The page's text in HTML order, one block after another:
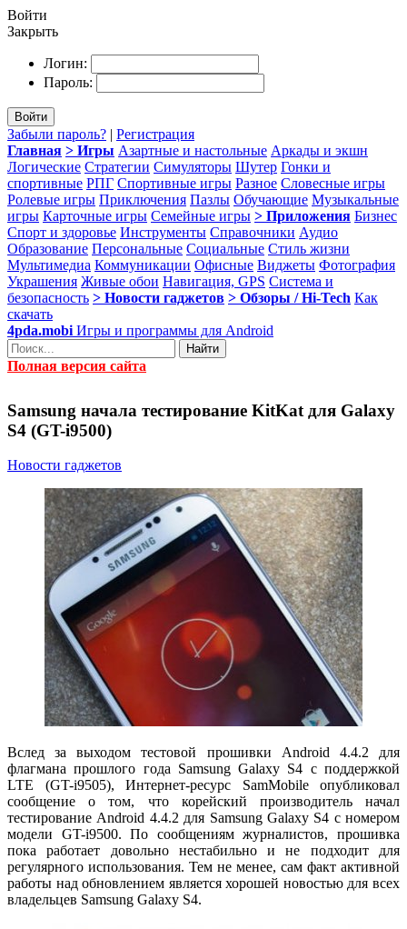
Войти
Закрыть
Логин:
Пароль:
Войти
Забыли пароль? | Регистрация
Главная > Игры Азартные и настольные Аркады и экшн
Логические Стратегии Симуляторы Шутер Гонки и
спортивные РПГ Спортивные игры Разное Словесные игры
Ролевые игры Приключения Пазлы Обучающие Музыкальные
игры Карточные игры Семейные игры > Приложения Бизнес
Спорт и здоровье Инструменты Справочники Аудио
Образование Персональные Социальные Стиль жизни
Мультимедиа Коммуникации Офисные Виджеты Фотография
Украшения Живые обои Навигация, GPS Система и
безопасность > Новости гаджетов > Обзоры / Hi-Tech Как
скачать
4pda.mobi Игры и программы для Android
Найти
Полная версия сайта
Samsung начала тестирование KitKat для Galaxy
S4 (GT-i9500)
Новости гаджетов
Вслед за выходомтестовой прошивки Android 4.4.2 для
флагмана прошлого года Samsung Galaxy S4 с поддержкой
LTE (GT-i9505), Интернет-ресурс SamMobile опубликовал
сообщение о том, что корейский производитель начал
тестирование Android 4.4.2 для Samsung Galaxy S4 с номером
модели GT-i9500. По сообщениям журналистов, прошивка
пока работает довольно нестабильно и не подходит для
регулярного использования. Тем не менее, сам факт активной
работы над обновлением является хорошей новостью для всех
владельцев Samsung Galaxy S4.